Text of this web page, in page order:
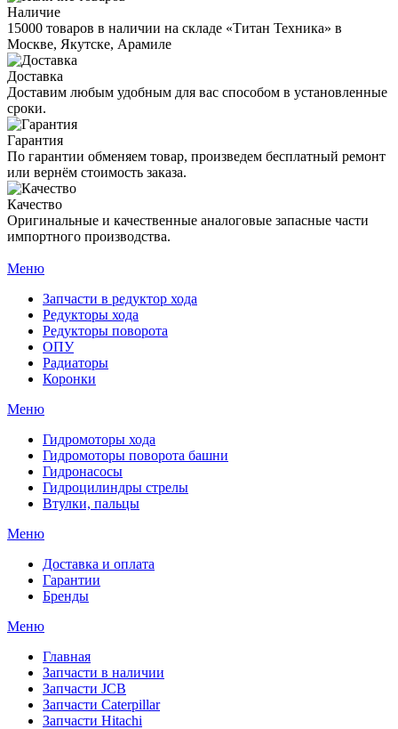
Наличие
15000 товаров в наличии на складе «Титан Техника» в
Москве, Якутске, Арамиле
Доставка
Доставим любым удобным для вас способом в установленные
сроки.
Гарантия
По гарантии обменяем товар, произведем бесплатный ремонт
или вернём стоимость заказа.
Качество
Оригинальные и качественные аналоговые запасные части
импортного производства.
Меню
Запчасти в редуктор хода
Редукторы хода
Редукторы поворота
ОПУ
Радиаторы
Коронки
Меню
Гидромоторы хода
Гидромоторы поворота башни
Гидронасосы
Гидроцилиндры стрелы
Втулки, пальцы
Меню
Доставка и оплата
Гарантии
Бренды
Меню
Главная
Запчасти в наличии
Запчасти JCB
Запчасти Caterpillar
Запчасти Hitachi